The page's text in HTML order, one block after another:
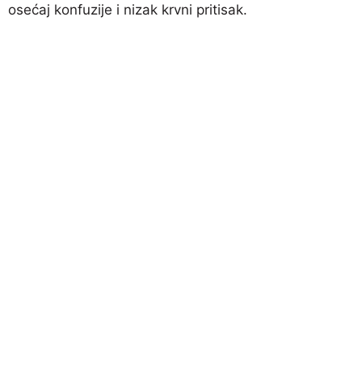
osećaj konfuzije i nizak krvni pritisak.